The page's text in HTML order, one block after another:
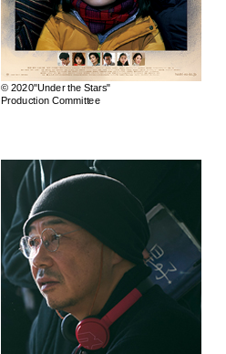
© 2020"Under the Stars"
Production Committee